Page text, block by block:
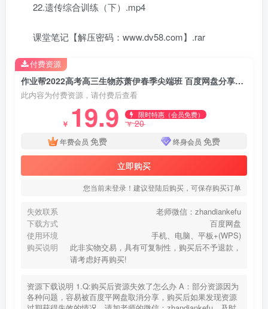
22.遗传综合训练（下）.mp4
课堂笔记【解压密码：www.dv58.com】.rar
作业帮2022高考高三生物苏萧伊春季尖端班 百度网盘分享下载
此内容为付费资源，请付费后查看
￥ 19.9 限时特惠（会员免费）
￥20
年费会员 免费 终身会员 免费
立即购买
您当前未登录！建议登陆后购买，可保存购买订单
失效联系
老师微信：zhandiankefu
下载方式
百度网盘
使用环境
手机、电脑、平板+(WPS)
购买说明
此非实物交易，具有可复制性，购买后不予退款，
请考虑好再购买!
资源下载说明 1.Q:购买后资源失效了怎么办 A：部分资源因为
各种问题，容易被百度平网盘取消分享，购买后如果发现资源
付费资源